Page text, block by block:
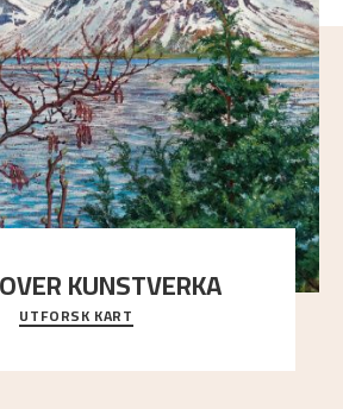
KUNSTVERKA
og utsiktene i Astrups malerier
UTFORSK KART